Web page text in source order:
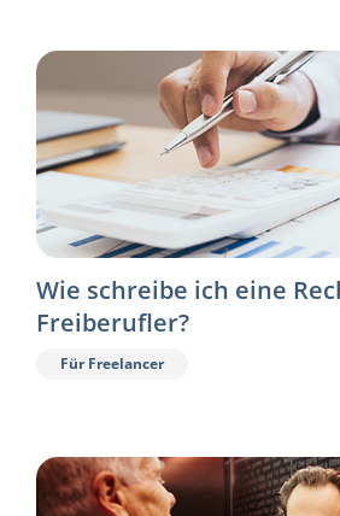
Wie schreibe ich eine
Freiberufler?
Für Freelancer